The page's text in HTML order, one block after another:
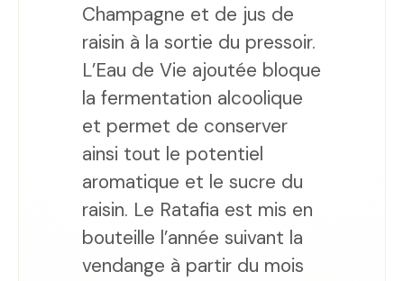
Champagne et de jus de
raisin à la sortie du pressoir.
L’Eau de Vie ajoutée bloque
la fermentation alcoolique
et permet de conserver
ainsi tout le potentiel
aromatique et le sucre du
raisin. Le Ratafia est mis en
bouteille l’année suivant la
vendange à partir du mois